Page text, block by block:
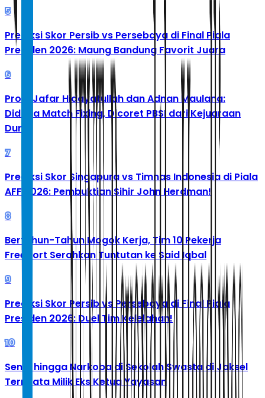
5
Prediksi Skor Persib vs Persebaya di Final Piala
Presiden 2026: Maung Bandung Favorit Juara
6
Profil Jafar Hidayatullah dan Adnan Maulana:
Diduga Match Fixing, Dicoret PBSI dari Kejuaraan
Dunia
7
Prediksi Skor Singapura vs Timnas Indonesia di Piala
AFF 2026: Pembuktian Sihir John Herdman!
8
Bertahun-Tahun Mogok Kerja, Tim 10 Pekerja
Freeport Serahkan Tuntutan ke Said Iqbal
9
Prediksi Skor Persib vs Persebaya di Final Piala
Presiden 2026: Duel Tim Kelelahan!
10
Senpi hingga Narkoba di Sekolah Swasta di Jaksel
Ternyata Milik Eks Ketua Yayasan